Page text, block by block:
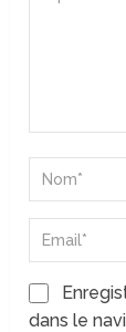
dans le